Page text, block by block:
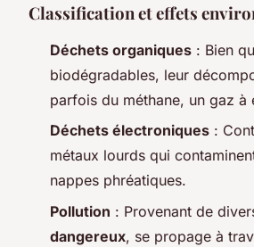
Classification et effets
Déchets organiques : Bien
biodégradables, leur
parfois du méthane, un gaz à
Déchets électroniques :
métaux lourds qui
nappes phréatiques.
Pollution : Provenant de
dangereux, se propage à